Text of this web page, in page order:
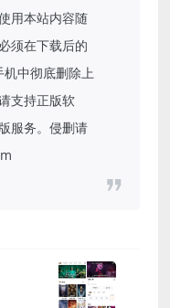
用本站内容随
须在下载后的
中彻底删除上
支持正版软
服务。侵删请